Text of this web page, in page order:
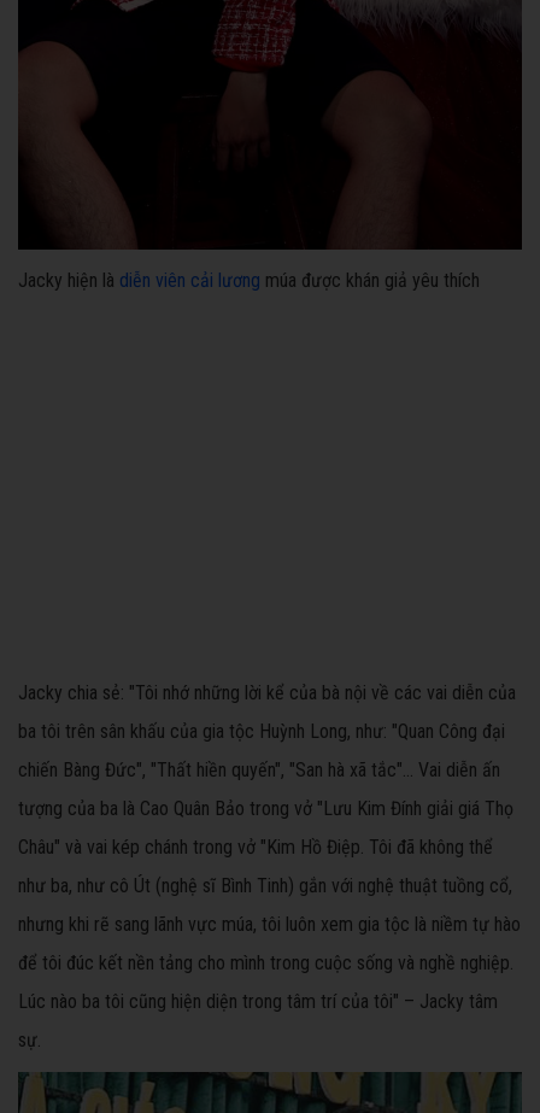
Jacky hiện là diễn viên cải lương múa được khán giả yêu thích
Jacky chia sẻ: "Tôi nhớ những lời kể của bà nội về các vai diễn của
ba tôi trên sân khấu của gia tộc Huỳnh Long, như: "Quan Công đại
chiến Bàng Đức", "Thất hiền quyến", "San hà xã tắc"... Vai diễn ấn
tượng của ba là Cao Quân Bảo trong vở "Lưu Kim Đính giải giá Thọ
Châu" và vai kép chánh trong vở "Kim Hồ Điệp. Tôi đã không thể
như ba, như cô Út (nghệ sĩ Bình Tinh) gắn với nghệ thuật tuồng cổ,
nhưng khi rẽ sang lãnh vực múa, tôi luôn xem gia tộc là niềm tự hào
để tôi đúc kết nền tảng cho mình trong cuộc sống và nghề nghiệp.
Lúc nào ba tôi cũng hiện diện trong tâm trí của tôi" – Jacky tâm
sự.